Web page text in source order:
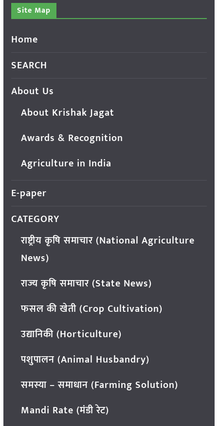
Site Map
Home
SEARCH
About Us
About Krishak Jagat
Awards & Recognition
Agriculture in India
E-paper
CATEGORY
राष्ट्रीय कृषि समाचार (National Agriculture
News)
राज्य कृषि समाचार (State News)
फसल की खेती (Crop Cultivation)
उद्यानिकी (Horticulture)
पशुपालन (Animal Husbandry)
समस्या – समाधान (Farming Solution)
Mandi Rate (मंडी रेट)